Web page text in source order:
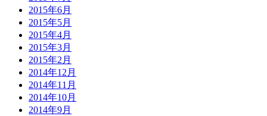
2015年6月
2015年5月
2015年4月
2015年3月
2015年2月
2014年12月
2014年11月
2014年10月
2014年9月